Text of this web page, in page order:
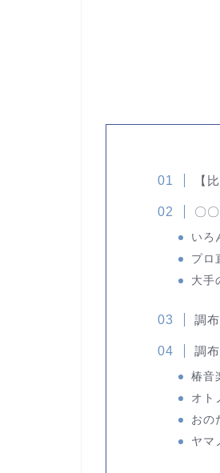
【
〇
いろ
プロ
大手
調
調
椿音
オト
おの
ヤマ